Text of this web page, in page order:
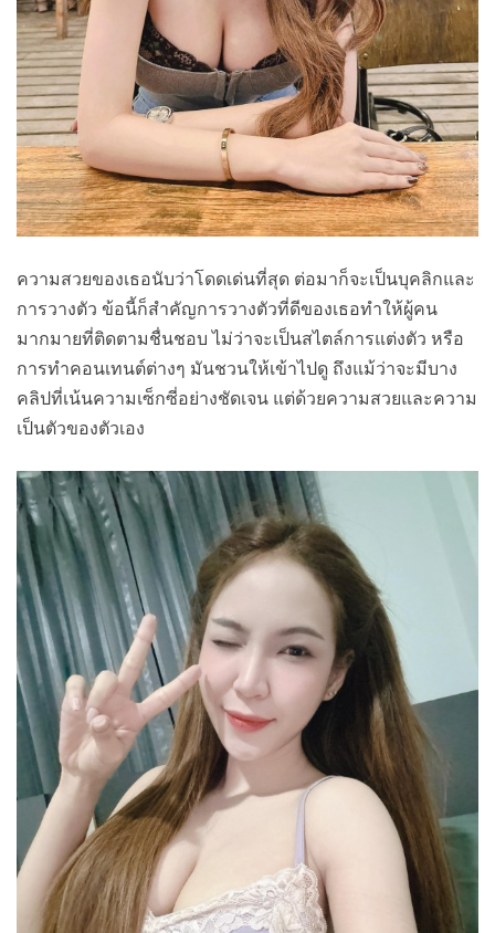
ความสวยของเธอนับว่าโดดเด่นที่สุด ต่อมาก็จะเป็นบุคลิกและ
การวางตัว ข้อนี้ก็สำคัญการวางตัวที่ดีของเธอทำให้ผู้คน
มากมายที่ติดตามชื่นชอบ ไม่ว่าจะเป็นสไตล์การแต่งตัว หรือ
การทำคอนเทนต์ต่างๆ มันชวนให้เข้าไปดู ถึงแม้ว่าจะมีบาง
คลิปที่เน้นความเซ็กซี่อย่างชัดเจน แต่ด้วยความสวยและความ
เป็นตัวของตัวเอง